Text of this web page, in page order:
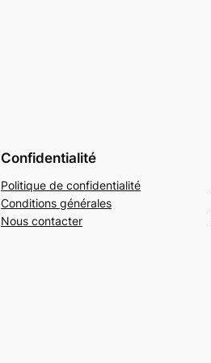
Confidentialité
Politique de confidentialité
Conditions générales
Nous contacter